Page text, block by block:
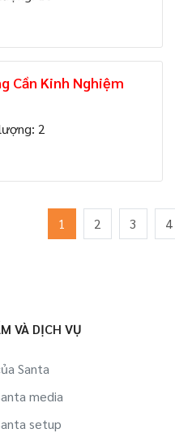
Cần Kinh Nghiệm
2
1 2 3 4
VÀ DỊCH VỤ
Santa
media
setup